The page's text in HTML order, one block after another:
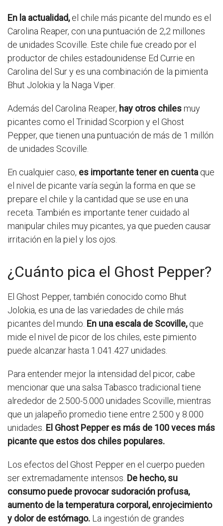
En la actualidad,el chile más picante del mundo es el
Carolina Reaper, con una puntuación de 2,2 millones
de unidades Scoville. Este chile fue creado por el
productor de chiles estadounidense Ed Currie en
Carolina del Sur y es una combinación de la pimienta
Bhut Jolokia y la Naga Viper.
Además del Carolina Reaper, hay otros chilesmuy
picantes como el Trinidad Scorpion y el Ghost
Pepper, que tienen una puntuación de más de 1 millón
de unidades Scoville.
En cualquier caso, es importante tener en cuenta que
el nivel de picante varía según la forma en que se
prepare el chile y la cantidad que se use en una
receta. También es importante tener cuidado al
manipular chiles muy picantes, ya que pueden causar
irritación en la piel y los ojos.
¿Cuánto pica el Ghost Pepper?
El Ghost Pepper, también conocido como Bhut
Jolokia, es una de las variedades de chile más
picantes del mundo. En una escala de Scoville,que
mide el nivel de picor de los chiles, este pimiento
puede alcanzar hasta 1.041.427 unidades.
Para entender mejor la intensidad del picor, cabe
mencionar que una salsa Tabasco tradicional tiene
alrededor de 2.500-5.000 unidades Scoville, mientras
que un jalapeño promedio tiene entre 2.500 y 8.000
unidades. El Ghost Pepper es más de 100 veces más
picante que estos dos chiles populares.
Los efectos del Ghost Pepper en el cuerpo pueden
ser extremadamente intensos. De hecho, su
consumo puede provocar sudoración profusa,
aumento de la temperatura corporal, enrojecimiento
y dolor de estómago. La ingestión de grandes